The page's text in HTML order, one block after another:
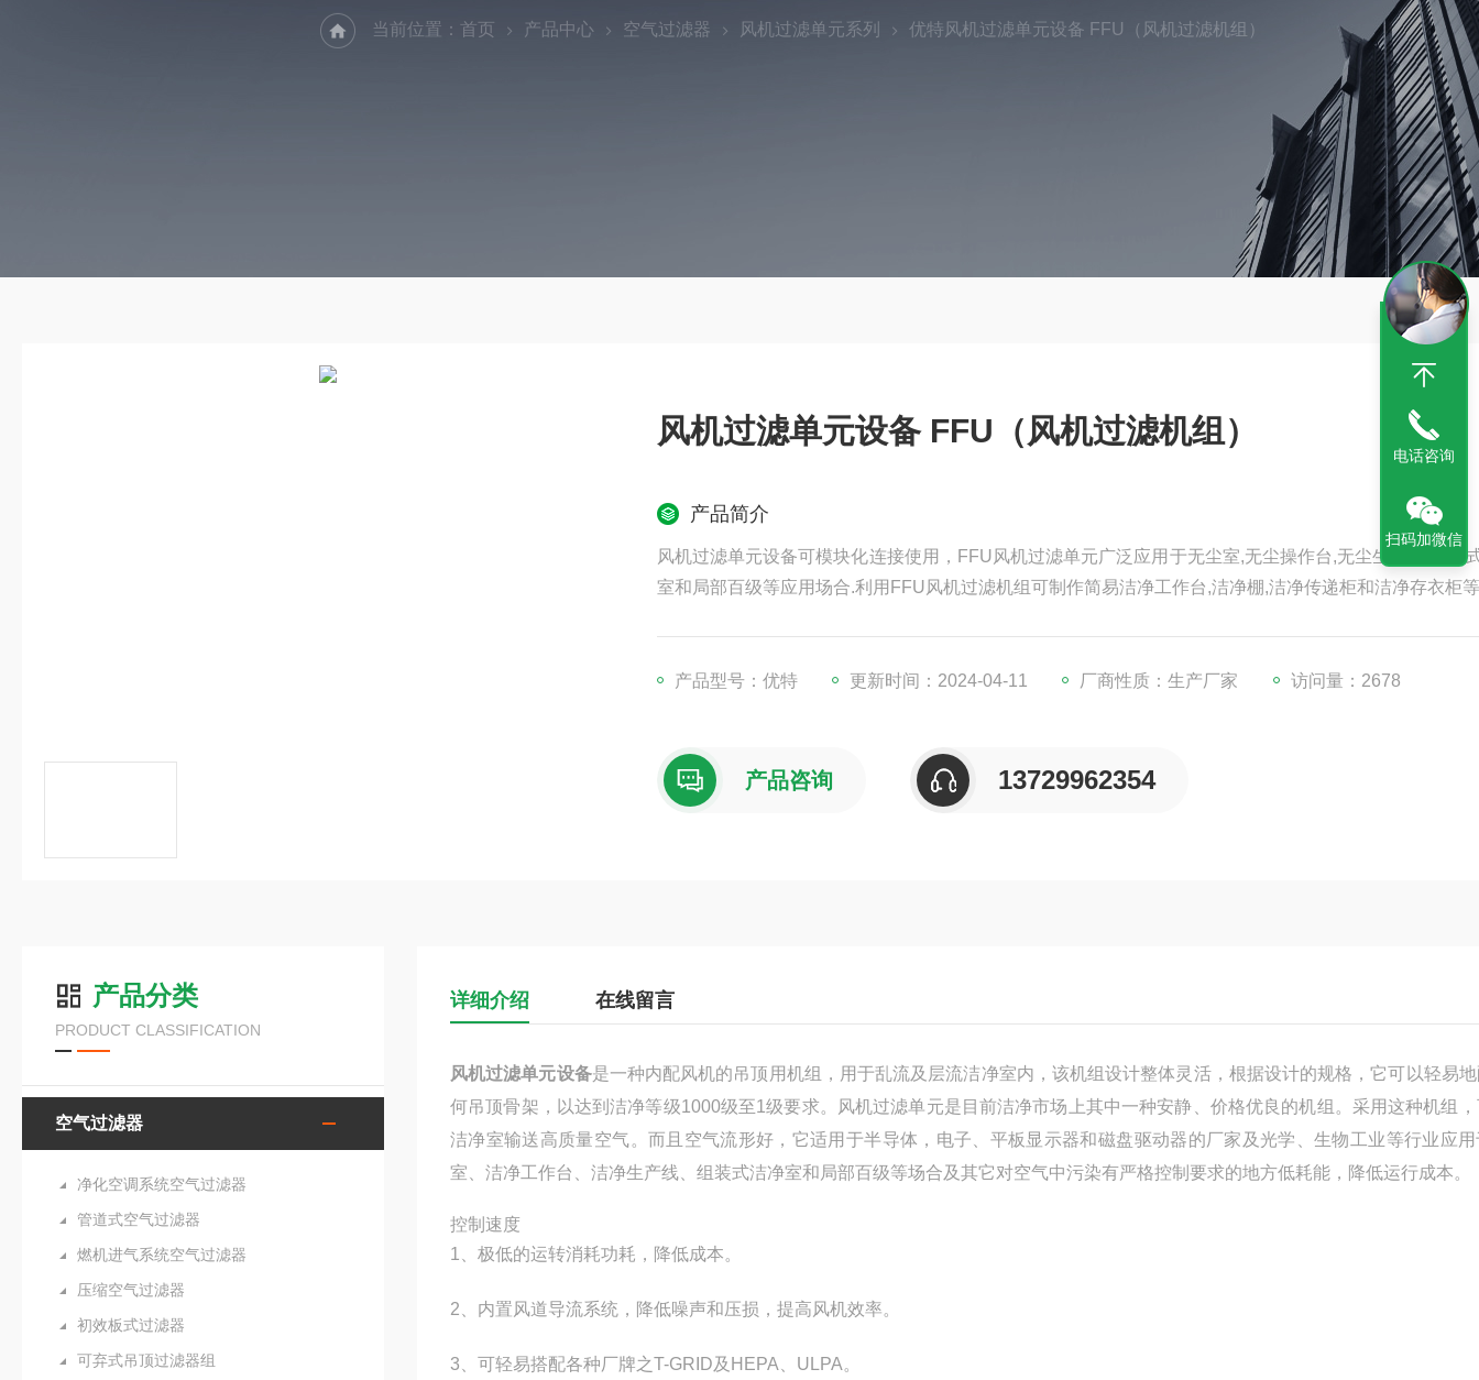
当前位置： 首页 产品中心 空气过滤器 风机过滤单元系列 优特风机过滤单元设备 FFU（风机过滤机组）
风机过滤单元设备 FFU（风机过滤机组）
产品简介
风机过滤单元设备可模块化连接使用，FFU风机过滤单元广泛应用于无尘室,无尘操作台,无尘生产线,组装
室和局部百级等应用场合.利用FFU风机过滤机组可制作简易洁净工作台,洁净棚,洁净传递柜和洁净存衣柜
产品型号：优特 更新时间：2024-04-11 厂商性质：生产厂家 访问量：2678
产品咨询 13729962354
产品分类
PRODUCT CLASSIFICATION
空气过滤器
净化空调系统空气过滤器
管道式空气过滤器
燃机进气系统空气过滤器
压缩空气过滤器
初效板式过滤器
可弃式吊顶过滤器组
详细介绍 在线留言
风机过滤单元设备是一种内配风机的吊顶用机组，用于乱流及层流洁净室内，该机组设计整体灵活，根据设计的规格，它可以轻易
何吊顶骨架，以达到洁净等级1000级至1级要求。风机过滤单元是目前洁净市场上其中一种安静、价格优良的机组。采用这种机组
洁净室输送高质量空气。而且空气流形好，它适用于半导体，电子、平板显示器和磁盘驱动器的厂家及光学、生物工业等行业应
室、洁净工作台、洁净生产线、组装式洁净室和局部百级等场合及其它对空气中污染有严格控制要求的地方低耗能，降低运行成本。
控制速度
1、极低的运转消耗功耗，降低成本。
2、内置风道导流系统，降低噪声和压损，提高风机效率。
3、可轻易搭配各种厂牌之T-GRID及HEPA、ULPA。
电话咨询
扫码加微信